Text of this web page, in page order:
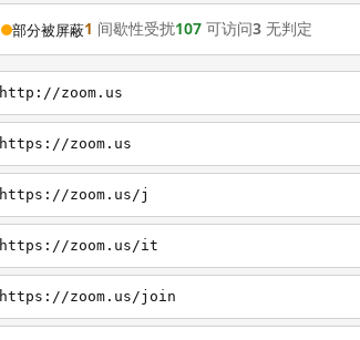
部分被屏蔽1 间歇性受扰107 可访问3 无判定
http://zoom.us
https://zoom.us
https://zoom.us/j
https://zoom.us/it
https://zoom.us/join